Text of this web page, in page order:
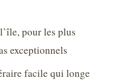
pour les plus
exceptionnels
facile qui longe